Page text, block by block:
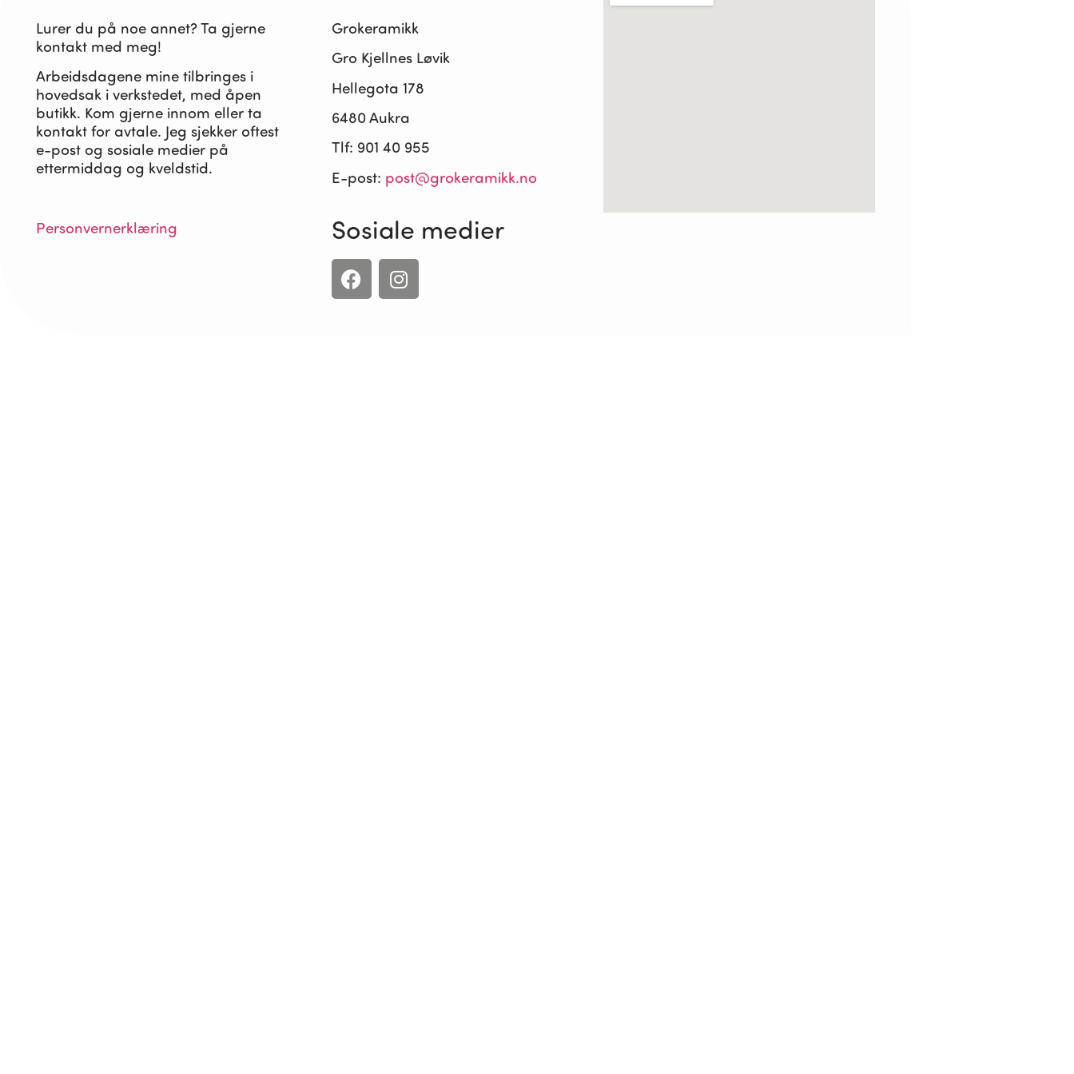
Lurer du på noe annet? Ta gjerne
kontakt med meg!
Arbeidsdagene mine tilbringes i
hovedsak i verkstedet, med åpen
butikk. Kom gjerne innom eller ta
kontakt for avtale. Jeg sjekker oftest
e-post og sosiale medier på
ettermiddag og kveldstid.
Personvernerklæring
Grokeramikk
Gro Kjellnes Løvik
Hellegota 178
6480 Aukra
Tlf: 901 40 955
E-post: post@grokeramikk.no
Sosiale medier